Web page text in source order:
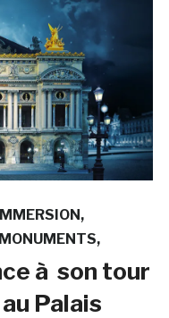
MONUMENTS
à son tour
Palais